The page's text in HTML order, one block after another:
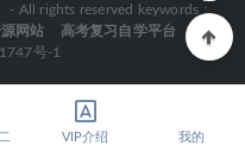
- All rights reserved keywords：
网站
高考复习自学平台
号-1
VIP介绍 我的